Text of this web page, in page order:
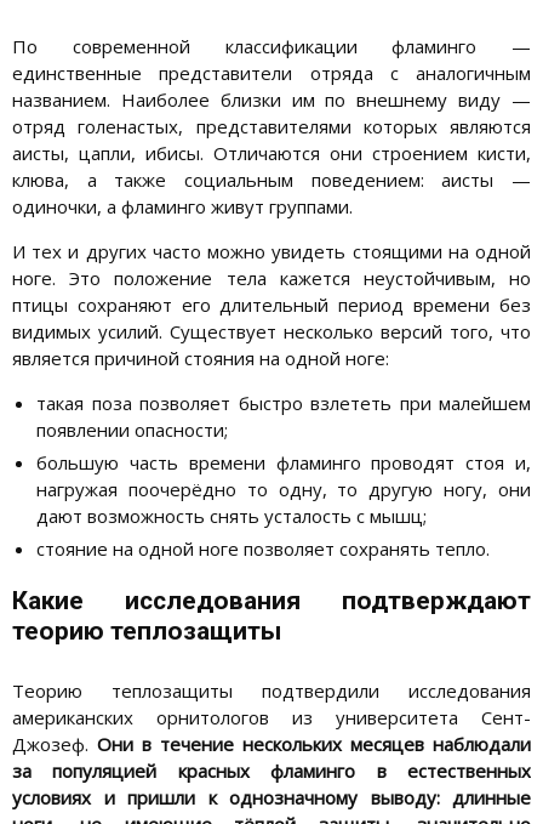
По современной классификации фламинго —
единственные представители отряда с аналогичным
названием. Наиболее близки им по внешнему виду —
отряд голенастых, представителями которых являются
аисты, цапли, ибисы. Отличаются они строением кисти,
клюва, а также социальным поведением: аисты —
одиночки, а фламинго живут группами.
И тех и других часто можно увидеть стоящими на одной
ноге. Это положение тела кажется неустойчивым, но
птицы сохраняют его длительный период времени без
видимых усилий. Существует несколько версий того, что
является причиной стояния на одной ноге:
такая поза позволяет быстро взлететь при малейшем
появлении опасности;
большую часть времени фламинго проводят стоя и,
нагружая поочерёдно то одну, то другую ногу, они
дают возможность снять усталость с мышц;
стояние на одной ноге позволяет сохранять тепло.
Какие исследования подтверждают
теорию теплозащиты
Теорию теплозащиты подтвердили исследования
американских орнитологов из университета Сент-
Джозеф. Они в течение нескольких месяцев наблюдали
за популяцией красных фламинго в естественных
условиях и пришли к однозначному выводу: длинные